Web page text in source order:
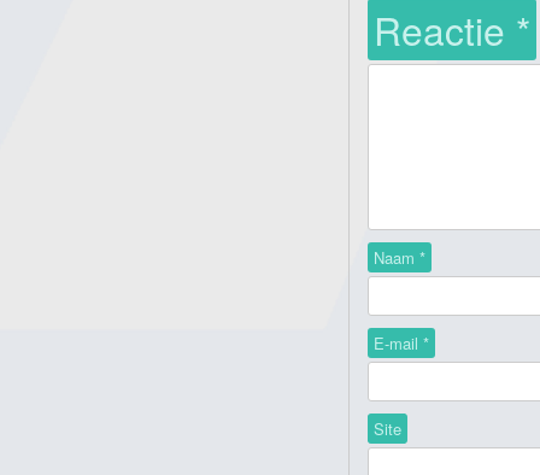
Reactie *
Naam *
E-mail *
Site